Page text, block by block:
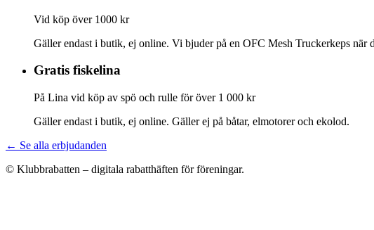
Vid köp över 1000 kr
Gäller endast i butik, ej online. Vi bjuder på en OFC Mesh Truckerkeps
Gratis fiskelina
På Lina vid köp av spö och rulle för över 1 000 kr
Gäller endast i butik, ej online. Gäller ej på båtar, elmotorer och ekolod.
← Se alla erbjudanden
© Klubbrabatten – digitala rabatthäften för föreningar.